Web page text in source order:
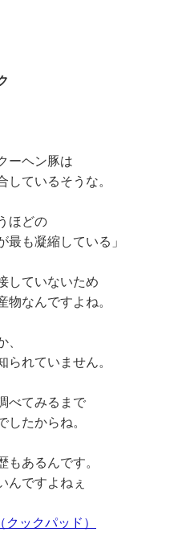
ーヘン豚は
ているそうな。
ほどの
も凝縮している」
していないため
なんですよね。
れていません。
べてみるまで
たからね。
あるんです。
んですよねぇ
ックパッド）